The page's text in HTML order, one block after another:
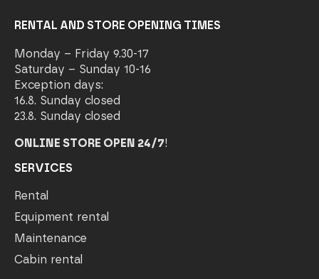
RENTAL AND STORE OPENING TIMES
Monday – Friday 9.30-17
Saturday – Sunday 10-16
Exception days:
16.8. Sunday closed
23.8. Sunday closed
ONLINE STORE OPEN 24/7!
SERVICES
Rental
Equipment rental
Maintenance
Cabin rental